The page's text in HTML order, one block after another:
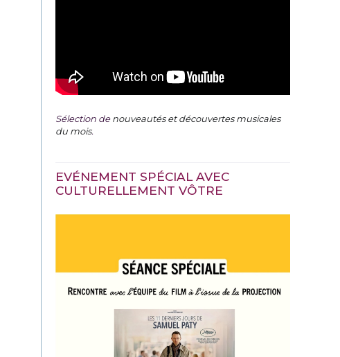
Sélection denouveautés et découvertes musicales
du mois.
EVÉNEMENT SPÉCIAL AVEC
CULTURELLEMENT VÔTRE